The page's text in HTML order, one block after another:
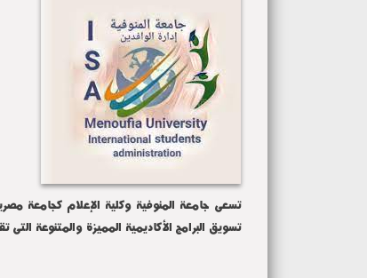
تسعى جامعة المنوفية وكلية الإعلام كجامعة
تسويق البرامج الأكاديمية المميزة والمتنوعة التى